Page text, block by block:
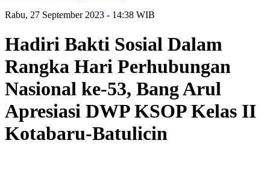
Rabu, 27 September 2023 - 14:38 WIB
Hadiri Bakti Sosial Dalam
Rangka Hari Perhubungan
Nasional ke-53, Bang Arul
Apresiasi DWP KSOP Kelas II
Kotabaru-Batulicin